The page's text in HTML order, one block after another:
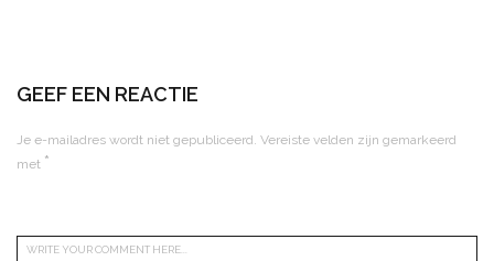
GEEF EEN REACTIE
Je e-mailadres wordt niet gepubliceerd. Vereiste velden zijn gemarkeerd
met *